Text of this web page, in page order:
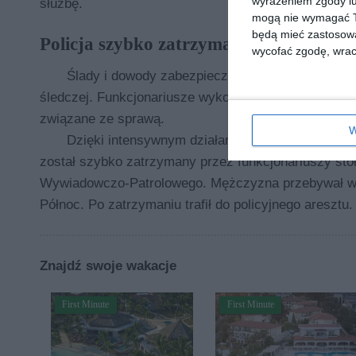
mogą nie wymagać
będą mieć
wycofać zgodę,
służbę.
Policja szybko zatrzymała
Ślady i dowody zabezpieczyli policjanci z grupy
śledczej. Funkcjonariusze wykonali również
związane ze sprawą.
Dzięki intensywnym działaniom policjantów 22-
został szybko zatrzymany przez funkcjonariuszy
Wywiadowczo-Patrolowego. Mężczyzna
Północ. Po zatrzymaniu trafił do policyjnego aresztu.
Znajdź swoje wakacje
First Minute First Minute